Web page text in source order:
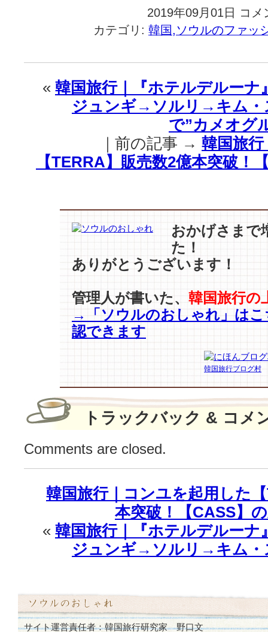
2019年09月01日
韓
旅
｜
ン
ユ
–
チ
ョ
ン・
ジ
ン
パ
etc…】
が
せ
る
ー
ズ
コメ
カテゴリ: 韓国,ソウルのファッ
« 韓国旅行｜『ホテルデルー
ジュンギ→ソルリ→キム・
で”カメオグ
｜前の記事 → 韓国旅
【TERRA】販売数2億本突破！
おかげさまで
た！
ありがとうございます！
管理人が書いた、 韓国旅行の
→「ソウルのおしゃれ」はこ
認できます
韓国旅行ブログ村
トラックバック & コメ
Comments are closed.
韓国旅行｜コンユを起用した
本突破！【CASS】
« 韓国旅行｜『ホテルデルー
ジュンギ→ソルリ→キム・
サイト運営責任者：韓国旅行研究家 野口文